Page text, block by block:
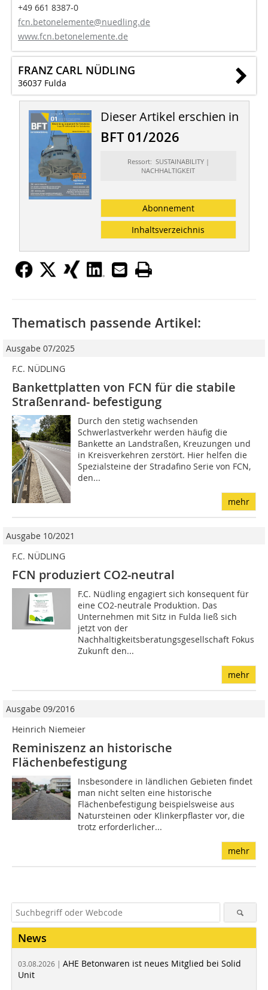
+49 661 8387-0
fcn.betonelemente@nuedling.de
www.fcn.betonelemente.de
FRANZ CARL NÜDLING
36037 Fulda
Dieser Artikel erschien in
BFT 01/2026
Ressort: SUSTAINABILITY |
NACHHALTIGKEIT
Abonnement
Inhaltsverzeichnis
Thematisch passende Artikel:
Ausgabe 07/2025
F.C. NÜDLING
Bankettplatten von FCN für die stabile
Straßenrand- befestigung
Durch den stetig wachsenden
Schwerlastverkehr werden häufig die
Bankette an Landstraßen, Kreuzungen und
in Kreisverkehren zerstört. Hier helfen die
Spezialsteine der Stradafino Serie von FCN,
den...
mehr
Ausgabe 10/2021
F.C. NÜDLING
FCN produziert CO2-neutral
F.C. Nüdling engagiert sich konsequent für
eine CO2-neutrale Produktion. Das
Unternehmen mit Sitz in Fulda ließ sich
jetzt von der
Nachhaltigkeitsberatungsgesellschaft Fokus
Zukunft den...
mehr
Ausgabe 09/2016
Heinrich Niemeier
Reminiszenz an historische
Flächenbefestigung
Insbesondere in ländlichen Gebieten findet
man nicht selten eine historische
Flächenbefestigung beispielsweise aus
Natursteinen oder Klinkerpflaster vor, die
trotz erforderlicher...
mehr
News
03.08.2026 | AHE Betonwaren ist neues Mitglied bei Solid
Unit